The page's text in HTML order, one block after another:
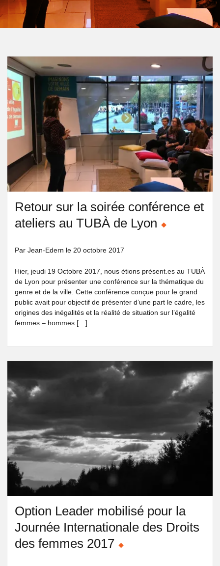
Retour sur la soirée conférence et
ateliers au TUBÀ de Lyon
Par Jean-Edern le 20 octobre 2017
Hier, jeudi 19 Octobre 2017, nous étions présent.es au TUBÀ
de Lyon pour présenter une conférence sur la thématique du
genre et de la ville. Cette conférence conçue pour le grand
public avait pour objectif de présenter d’une part le cadre, les
origines des inégalités et la réalité de situation sur l’égalité
femmes – hommes […]
Option Leader mobilisé pour la
Journée Internationale des Droits
des femmes 2017